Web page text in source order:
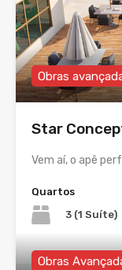
Obras
Star
Vem aí, o apê
Quartos
3 (1 Suíte)
Obras